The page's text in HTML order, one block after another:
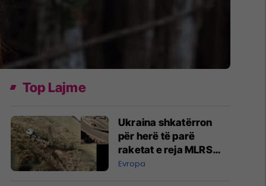
Top Lajme
Ukraina shkatërron
për herë të parë
raketat e reja MLRS
Sarma të Rusisë
Evropa